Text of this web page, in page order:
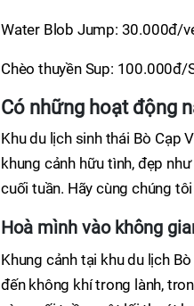
Water Blob Jump: 30.000đ/
Chèo thuyền Sup: 100.000đ/
Có những hoạt động
Khu du lịch sinh thái Bò Cạp
khung cảnh hữu tình, đẹp
cuối tuần. Hãy cùng chúng
Hoà mình vào không
Khung cảnh tại khu du lịch
đến không khí trong lành,